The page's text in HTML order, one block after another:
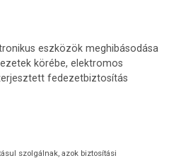
eszközök meghibásodása
körébe, elektromos
fedezetbiztosítás
szolgálnak, azok biztosítási